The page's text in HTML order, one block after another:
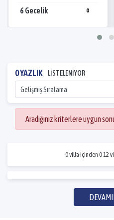
6 Gecelik 0
0 YAZLIK LİSTELENİYOR
Aradığınız kriterlere uygun
0 villa içinden 0-12